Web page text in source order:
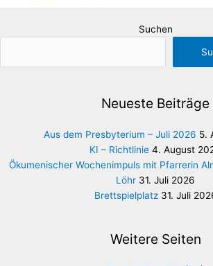
Suchen
Neueste Beiträge
Aus dem Presbyterium – Juli 2026 5.
KI – Richtlinie 4. August
Ökumenischer Wochenimpuls mit Pfarrerin
Löhr 31. Juli 2026
Brettspielplatz 31. Juli
Weitere Seiten